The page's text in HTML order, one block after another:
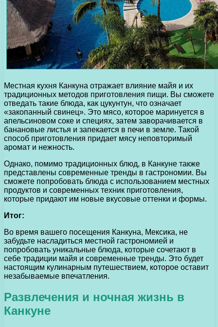
Местная кухня Канкуна отражает влияние майя и их
традиционных методов приготовления пищи. Вы сможете
отведать такие блюда, как цукунтун, что означает
«закопанный свинец». Это мясо, которое маринуется в
апельсиновом соке и специях, затем заворачивается в
банановые листья и запекается в печи в земле. Такой
способ приготовления придает мясу неповторимый
аромат и нежность.
Однако, помимо традиционных блюд, в Канкуне также
представлены современные тренды в гастрономии. Вы
сможете попробовать блюда с использованием местных
продуктов и современных техник приготовления,
которые придают им новые вкусовые оттенки и формы.
Итог:
Во время вашего посещения Канкуна, Мексика, не
забудьте насладиться местной гастрономией и
попробовать уникальные блюда, которые сочетают в
себе традиции майя и современные тренды. Это будет
настоящим кулинарным путешествием, которое оставит
незабываемые впечатления.
Развлечения и ночная жизнь в
Канкуне